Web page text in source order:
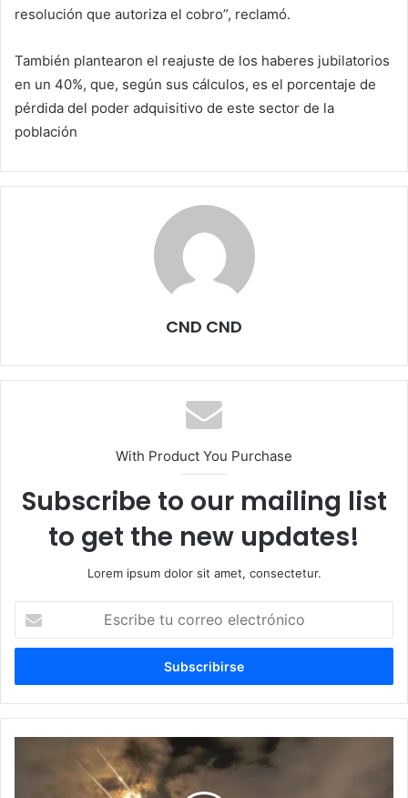
resolución que autoriza el cobro”, reclamó.
También plantearon el reajuste de los haberes jubilatorios
en un 40%, que, según sus cálculos, es el porcentaje de
pérdida del poder adquisitivo de este sector de la
población
CND CND
With Product You Purchase
Subscribe to our mailing list
to get the new updates!
Lorem ipsum dolor sit amet, consectetur.
correo